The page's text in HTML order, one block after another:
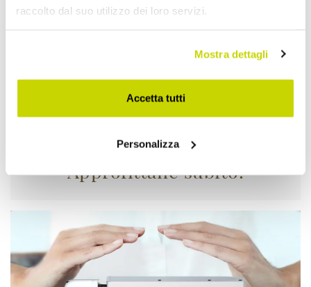
raccolto dal suo utilizzo dei loro servizi.
Mostra dettagli
Accetta tutti
Personalizza
Approfittane subito!